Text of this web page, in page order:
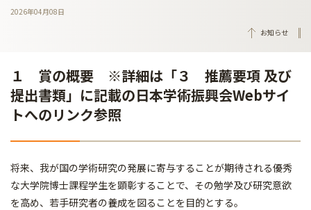
2026年04月08日
お知らせ
１ 賞の概要 ※詳細は「３ 推薦要項 及び
提出書類」に記載の日本学術振興会Webサイ
トへのリンク参照
将来、我が国の学術研究の発展に寄与することが期待される優秀
な大学院博士課程学生を顕彰することで、その勉学及び研究意欲
を高め、若手研究者の養成を図ることを目的とする。